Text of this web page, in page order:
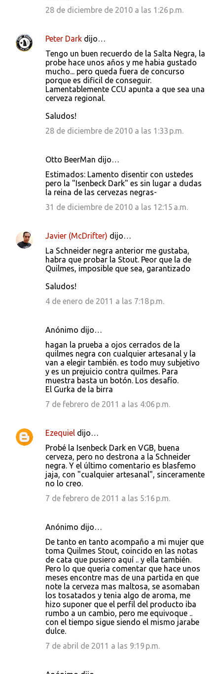
28 de diciembre de 2010 a las 1:26 p.m.
Peter Dark dijo…
Tengo un buen recuerdo de la Salta Negra, la
probe hace unos años y me habia gustado
mucho... pero queda fuera de concurso
porque es dificil de conseguir.
Lamentablemente CCU apunta a que sea una
cerveza regional.
Saludos!
28 de diciembre de 2010 a las 1:33 p.m.
Otto BeerMan dijo…
Estimados: Lamento disentir con ustedes
pero la "Isenbeck Dark" es sin lugar a dudas
la reina de las cervezas negras-
31 de diciembre de 2010 a las 12:15 a.m.
Javier (McDrifter) dijo…
La Schneider negra anterior me gustaba,
habra que probar la Stout. Peor que la de
Quilmes, imposible que sea, garantizado
Saludos!
4 de enero de 2011 a las 7:18 p.m.
Anónimo dijo…
hagan la prueba a ojos cerrados de la
quilmes negra con cualquier artesanal y la
van a elegir también. es todo muy subjetivo
y es un prejuicio contra quilmes. Para
muestra basta un botón. Los desafío.
El Gurka de la birra
7 de febrero de 2011 a las 4:06 p.m.
Ezequiel dijo…
Probé la Isenbeck Dark en VGB, buena
cerveza, pero no destrona a la Schneider
negra. Y el último comentario es blasfemo
jaja, con "cualquier artesanal", sinceramente
no lo creo.
7 de febrero de 2011 a las 5:16 p.m.
Anónimo dijo…
De tanto en tanto acompaño a mi mujer que
toma Quilmes Stout, coincido en las notas
de cata que pusiero aquí .. y ella también.
Pero lo que queria comentar que hace unos
meses encontre mas de una partida en que
note la cerveza mas maltosa, se asomaban
los tosatados y tenia algo de aroma, me
hizo suponer que el perfil del producto iba
rumbo a un cambio, pero me equivoque ..
con el tiempo sigue siendo el mismo jarabe
dulce.
7 de abril de 2011 a las 9:19 p.m.